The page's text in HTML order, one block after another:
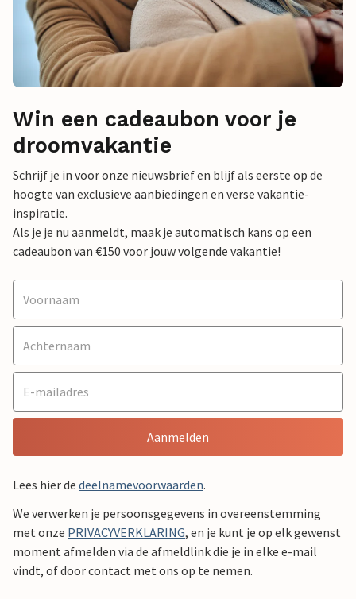
Win een cadeaubon voor je
droomvakantie
Schrijf je in voor onze nieuwsbrief en blijf als eerste op de
hoogte van exclusieve aanbiedingen en verse vakantie-
inspiratie.
Als je je nu aanmeldt, maak je automatisch kans op een
cadeaubon van €150 voor jouw volgende vakantie!
Aanmelden
Lees hier de deelnamevoorwaarden.
We verwerken je persoonsgegevens in overeenstemming
met onze PRIVACYVERKLARING, en je kunt je op elk gewenst
moment afmelden via de afmeldlink die je in elke e-mail
vindt, of door contact met ons op te nemen.